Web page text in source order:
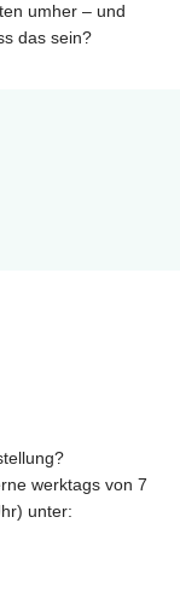
umher – und
das sein?
werktags von 7
unter: